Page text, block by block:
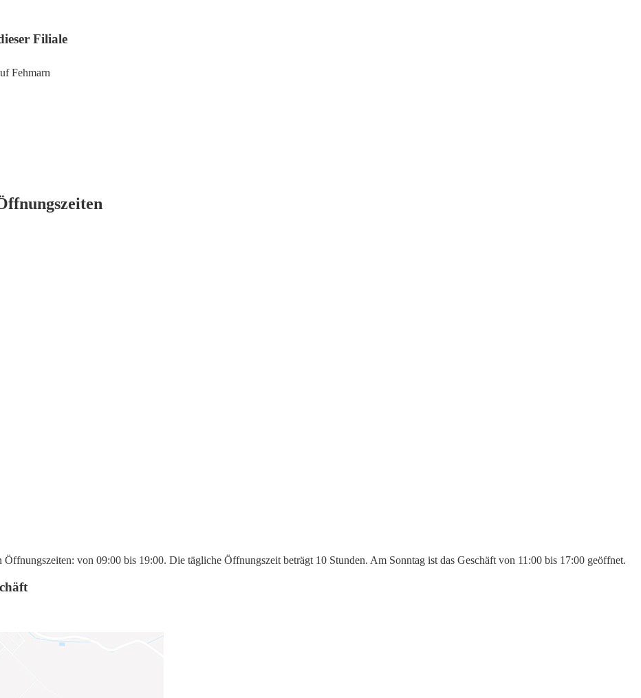
Filiale
Fehmarn
von 09:00 bis 19:00. Die tägliche Öffnungszeit beträgt 10 Stunden. Am Sonntag ist das Geschäft von 11:00 bis 17:00 geöffnet.